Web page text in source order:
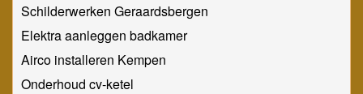
Schilderwerken Geraardsbergen
Elektra aanleggen badkamer
Airco installeren Kempen
Onderhoud cv-ketel